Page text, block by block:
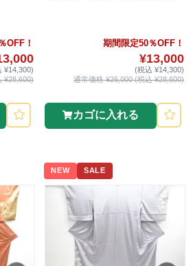
OFF！
¥14,300)
¥28,600)
期間限定50％OFF！
¥13,000
(税込 ¥14,300)
通常価格 ¥26,000 (税込 ¥28,600)
カゴに入れる
NEW SALE